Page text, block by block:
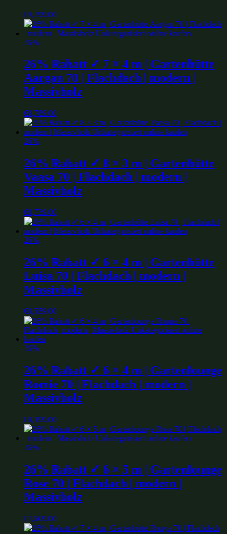
€9,299.00
26%
26% Rabatt ✓ 7 × 4 m | Gartenhütte
Aargau 70 | Flachdach | modern |
Massivholz
€8,789.00
26%
26% Rabatt ✓ 8 × 3 m | Gartenhütte
Vaasa 70 | Flachdach | modern |
Massivholz
€8,739.00
26%
26% Rabatt ✓ 6 × 4 m | Gartenhütte
Luisa 70 | Flachdach | modern |
Massivholz
€8,559.00
26%
26% Rabatt ✓ 6 × 4 m | Gartenlounge
Romie 70 | Flachdach | modern |
Massivholz
€8,199.00
26%
26% Rabatt ✓ 6 × 5 m | Gartenlounge
Rose 70 | Flachdach | modern |
Massivholz
€7,609.00